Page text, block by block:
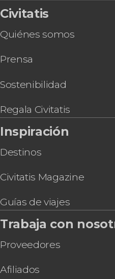
Civitatis
Quiénes somos
Prensa
Sostenibilidad
Regala Civitatis
Inspiración
Destinos
Civitatis Magazine
Guías de viajes
Trabaja con
Proveedores
Afiliados